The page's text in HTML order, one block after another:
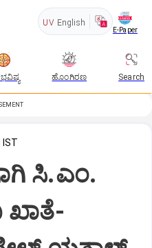
UV English
E-Paper
ಹೊಂಗಿರಣ Search
IST
ಸಿ.ಎಂ.
ಖಾತೆ-